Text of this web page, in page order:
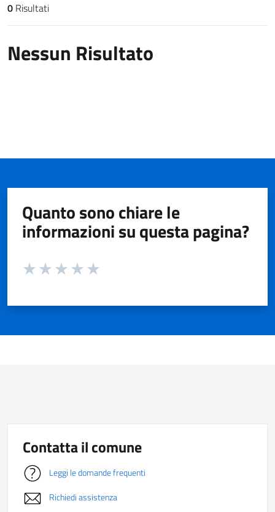
Risultati di ricerca
0 Risultati
Nessun Risultato
Quanto sono chiare le
informazioni su questa pagina?
Valuta da 1 a 5 stelle la pagina
Contatta il comune
Leggi le domande frequenti
Richiedi assistenza